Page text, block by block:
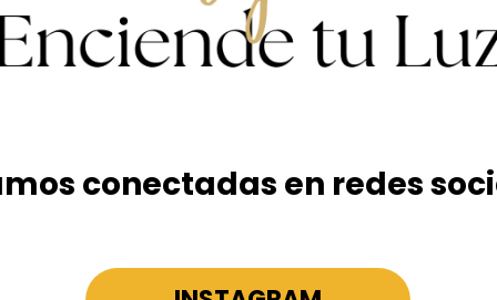
conectadas en redes